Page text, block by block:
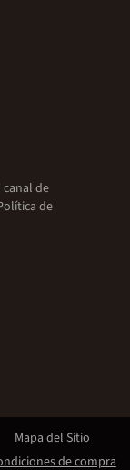
de
de
Mapa del Sitio
de compra